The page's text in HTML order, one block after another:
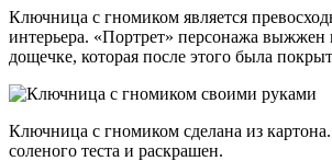
Ключница с гномиком является
интерьера. «Портрет» персонажа выжжен
дощечке, которая после этого была
Ключница с гномиком сделана из
соленого теста и раскрашен.